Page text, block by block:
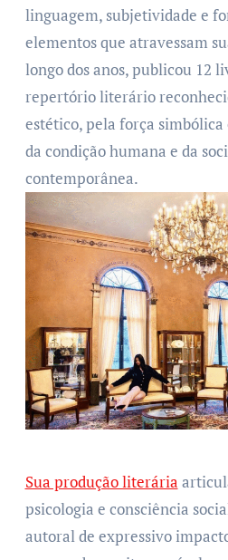
linguagem, subjetividade e
elementos que atravessam
longo dos anos, publicou 12
repertório literário
estético, pela força
da condição humana e da
contemporânea.
Sua produção literária
psicologia e consciência
autoral de expressivo